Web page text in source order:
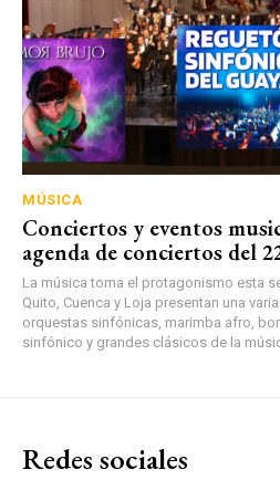
MÚSICA
Conciertos y eventos
agenda de conciertos del
La música toma el protagonismo esta
Quito, Cuenca y Loja presentan una
orquestas sinfónicas, marimba afro,
sinfónico y grandes clásicos de la
Redes sociales